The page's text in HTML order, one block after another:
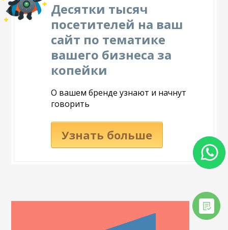
Десятки тысяч
посетителей на ваш
сайт по тематике
вашего бизнеса за
копейки
О вашем бренде узнают и начнут
говорить
Узнать больше